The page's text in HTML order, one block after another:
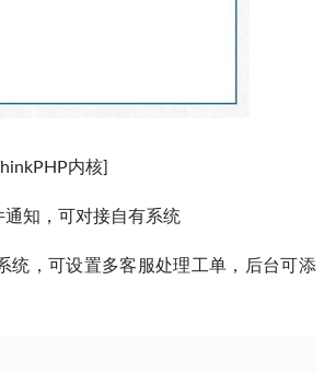
内核]
知，可对接自有系统
统，可设置多客服处理工单，后台可添